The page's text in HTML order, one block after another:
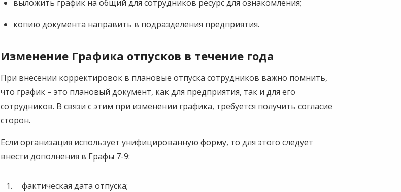
выложить график на общий для сотрудников ресурс для ознакомления;
копию документа направить в подразделения предприятия.
Изменение Графика отпусков в течение года
При внесении корректировок в плановые отпуска сотрудников важно помнить,
что график – это плановый документ, как для предприятия, так и для его
сотрудников. В связи с этим при изменении графика, требуется получить согласие
сторон.
Если организация использует унифицированную форму, то для этого следует
внести дополнения в Графы 7-9:
фактическая дата отпуска;